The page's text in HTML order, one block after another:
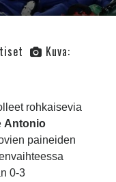
Kuva:
rohkaisevia
Antonio
paineiden
0-3